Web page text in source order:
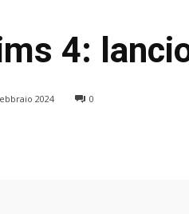
4:
2024 0